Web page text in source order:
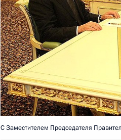
Поздравление Светлане
16 декабря 2010 года, 10:00
15 декабря 2010 года,
Соболезнования родным и
Балкарии Анаса Пшихачева
С Заместителем Председателя